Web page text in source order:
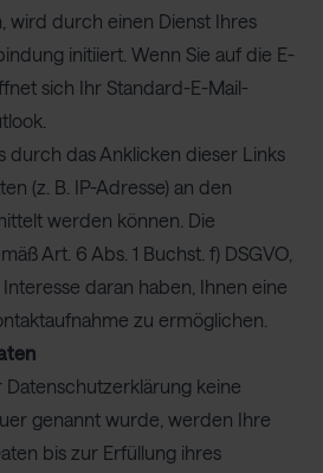
wird durch einen Dienst Ihres
initiiert. Wenn Sie auf die E-
sich Ihr Standard-E-Mail-
durch das Anklicken dieser Links
(z. B. IP-Adresse) an den
werden können. Die
Art. 6 Abs. 1 Buchst. f) DSGVO,
daran haben, Ihnen eine
zu ermöglichen.
keine
genannt wurde, werden Ihre
bis zur Erfüllung ihres